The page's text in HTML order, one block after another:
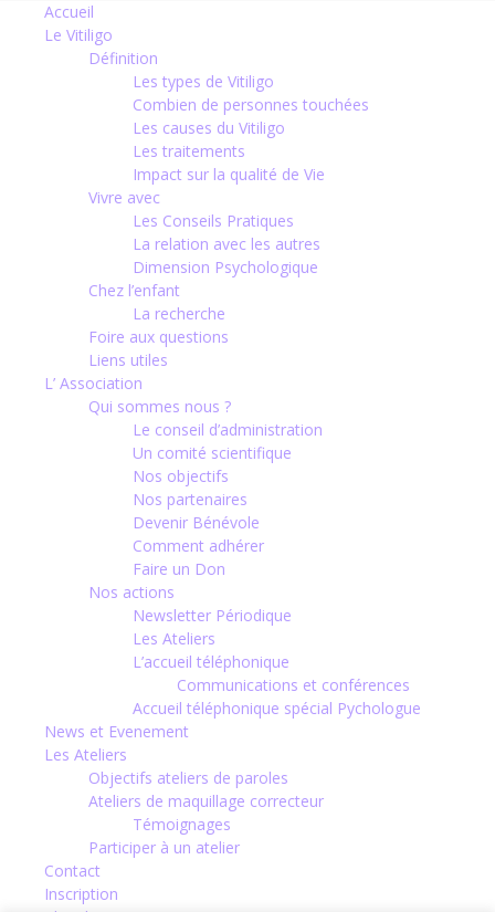
Accueil
Le Vitiligo
Définition
Les types de Vitiligo
Combien de personnes touchées
Les causes du Vitiligo
Les traitements
Impact sur la qualité de Vie
Vivre avec
Les Conseils Pratiques
La relation avec les autres
Dimension Psychologique
Chez l’enfant
La recherche
Foire aux questions
Liens utiles
L’ Association
Qui sommes nous ?
Le conseil d’administration
Un comité scientifique
Nos objectifs
Nos partenaires
Devenir Bénévole
Comment adhérer
Faire un Don
Nos actions
Newsletter Périodique
Les Ateliers
L’accueil téléphonique
Communications et conférences
Accueil téléphonique spécial Pychologue
News et Evenement
Les Ateliers
Objectifs ateliers de paroles
Ateliers de maquillage correcteur
Témoignages
Participer à un atelier
Contact
Inscription